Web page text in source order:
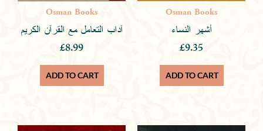
Osman Books
آداب التعامل مع القرآن الكريم
£8.99
ADD TO CART
Osman Books
أشهر النساء
£9.35
ADD TO CART